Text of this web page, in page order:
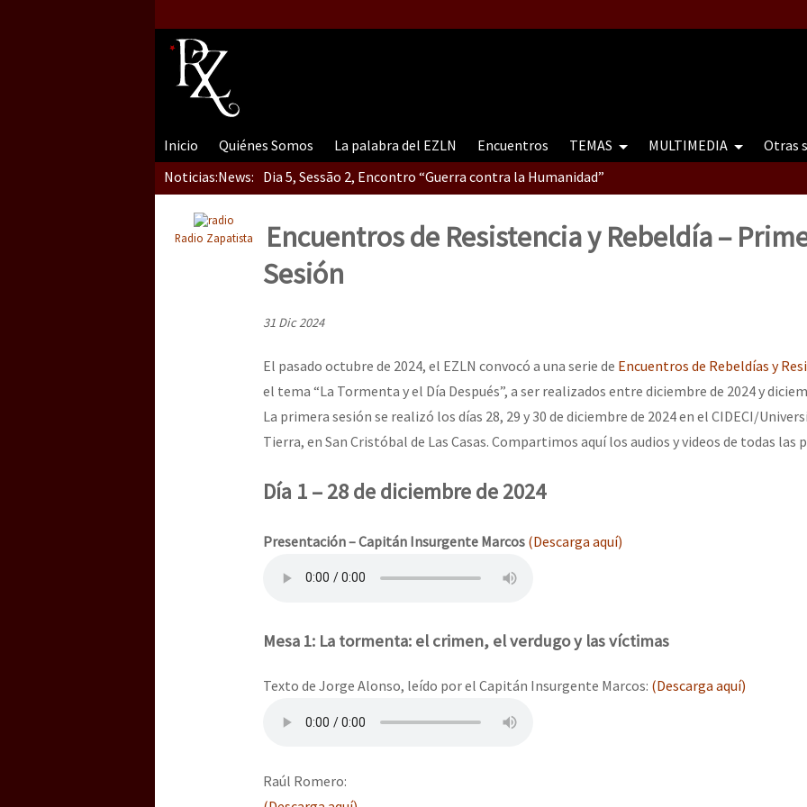
Inicio Quiénes Somos La palabra del EZLN Encuentros TEMAS MULTIMEDIA Otras
Noticias:News: Dia 5, Sessão 2, Encontro “Guerra contra la Humanidad”
Dia 5, sessão 1, do Encontro “Guerra contra a Humanidade”(As populações e a natureza
Dia 4 – Encontro “Guerra contra a Humanidade” (As populações e a natureza sob cerco)
Dia 3 do Encontro “Guerra contra a Humanidade”
Dia 2 do Encontro “Guerra contra a Humanidad”
[CDMX – 20 julio] Jornadas globales por la libertad de Jesús Plácido Galindo y el alto a la
Se o México sabe, que o mundo saiba! Nossas lutas pela memória, a justiça e a dignidade
Radio Zapatista
Encuentros de Resistencia y Rebeldía –
Sesión
31 Dic 2024
El pasado octubre de 2024, el EZLN convocó a una serie de Encuentros de Rebeldías y
el tema “La Tormenta y el Día Después”, a ser realizados entre diciembre de 2024 y
La primera sesión se realizó los días 28, 29 y 30 de diciembre de 2024 en el CIDECI/
Tierra, en San Cristóbal de Las Casas. Compartimos aquí los audios y videos de todas las
Día 1 – 28 de diciembre de 2024
Presentación – Capitán Insurgente Marcos (Descarga aquí)
Mesa 1: La tormenta: el crimen, el verdugo y las víctimas
Texto de Jorge Alonso, leído por el Capitán Insurgente Marcos: (Descarga aquí)
Raúl Romero: